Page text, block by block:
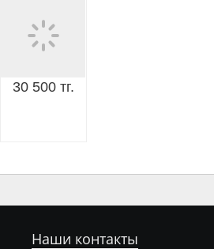
30 500 тг.
Наши контакты